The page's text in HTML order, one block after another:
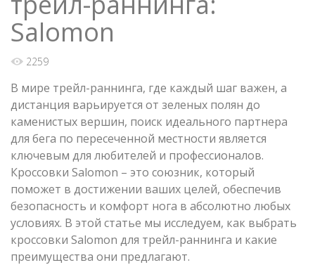
Salomon
2259
В мире трейл-раннинга, где каждый шаг важен, а
дистанция варьируется от зеленых полян до
каменистых вершин, поиск идеального партнера
для бега по пересеченной местности является
ключевым для любителей и профессионалов.
Кроссовки Salomon – это союзник, который
поможет в достижении ваших целей, обеспечив
безопасность и комфорт нога в абсолютно любых
условиях. В этой статье мы исследуем, как выбрать
кроссовки Salomon для трейл-раннинга и какие
преимущества они предлагают.